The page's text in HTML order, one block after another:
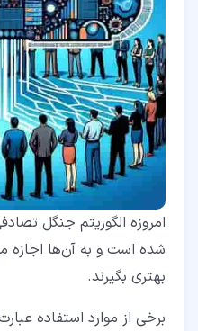
امروزه الگوریتم جنگل
شده است و به آن‌ها
بهتری بگیرند.
برخی از موارد استفاده